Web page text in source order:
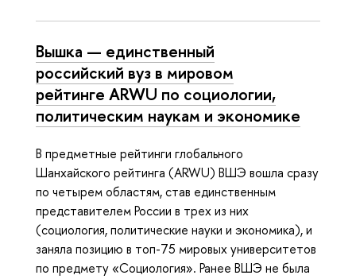
Вышка — единственный
российский вуз в мировом
рейтинге ARWU по социологии,
политическим наукам и экономике
В предметные рейтинги глобального
Шанхайского рейтинга (ARWU) ВШЭ вошла сразу
по четырем областям, став единственным
представителем России в трех из них
(социология, политические науки и экономика), и
заняла позицию в топ-75 мировых университетов
по предмету «Социология». Ранее ВШЭ не была